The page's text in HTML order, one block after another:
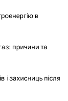
в
причини та
і захисниць після